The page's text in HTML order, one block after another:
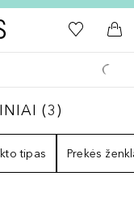
Į Douglas pagrindinį
Į mano
Į
3
(3)
tipas Prekės